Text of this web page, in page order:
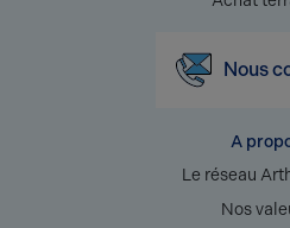
Nous
A
Le réseau
Nos